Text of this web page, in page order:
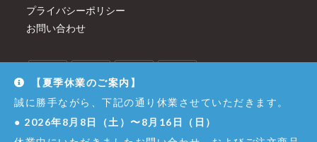
プライバシーポリシー
お問い合わせ
【夏季休業のご案内】
誠に勝手ながら、下記の通り休業させていただきます。
● 2026年8月8日（土）〜8月16日（日）